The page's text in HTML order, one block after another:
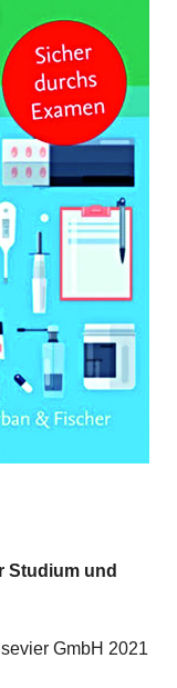
Studium und
GmbH 2021